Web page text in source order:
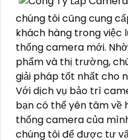
Điều đặc biệt về dịch
cam kết sẽ cung cấp
nhưng vẫn ☣️Hoàn
Chúng tôi hiểu rằng
việc cần thiết và đôi
chính cho khách hàng.
giá cả phải chăng để
tục duy trì hệ thống